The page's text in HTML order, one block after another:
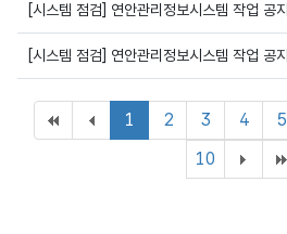
[시스템 점검] 연안관리정보시스템 작업 공지
[시스템 점검] 연안관리정보시스템 작업 공지
1 2 3 4 5
10